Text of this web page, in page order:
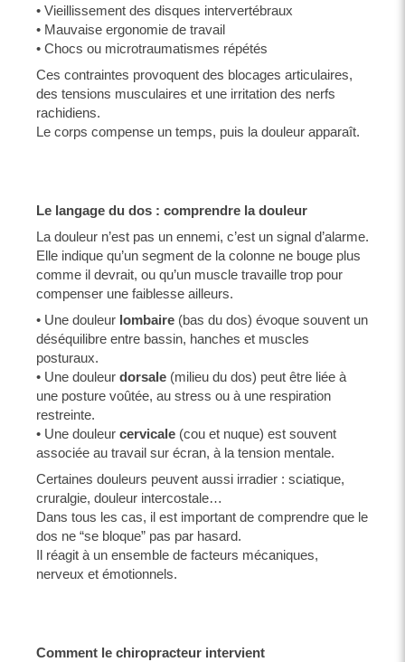
• Vieillissement des disques intervertébraux
• Mauvaise ergonomie de travail
• Chocs ou microtraumatismes répétés
Ces contraintes provoquent des blocages articulaires,
des tensions musculaires et une irritation des nerfs
rachidiens.
Le corps compense un temps, puis la douleur apparaît.
Le langage du dos : comprendre la douleur
La douleur n’est pas un ennemi, c’est un signal d’alarme.
Elle indique qu’un segment de la colonne ne bouge plus
comme il devrait, ou qu’un muscle travaille trop pour
compenser une faiblesse ailleurs.
• Une douleur lombaire (bas du dos) évoque souvent un
déséquilibre entre bassin, hanches et muscles
posturaux.
• Une douleur dorsale (milieu du dos) peut être liée à
une posture voûtée, au stress ou à une respiration
restreinte.
• Une douleur cervicale (cou et nuque) est souvent
associée au travail sur écran, à la tension mentale.
Certaines douleurs peuvent aussi irradier : sciatique,
cruralgie, douleur intercostale…
Dans tous les cas, il est important de comprendre que le
dos ne “se bloque” pas par hasard.
Il réagit à un ensemble de facteurs mécaniques,
nerveux et émotionnels.
Comment le chiropracteur intervient